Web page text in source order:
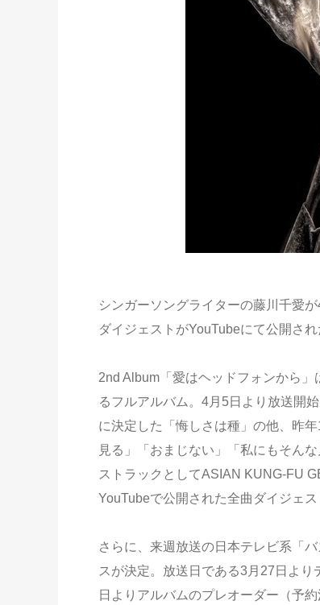
シンガーソングライターの藤川千愛
ダイジェストがYouTubeにて公開され
2nd Album「愛はヘッドフォンから
るフルアルバム。4月5日より放送開
に決定した「悔しさは種」の他、昨
見る」「おまじない」「私にもそん
ストラックとしてASIAN KUNG-FU
YouTubeで公開された全曲ダイジェ
さらに、来週放送の日本テレビ系「
スが決定。放送日である3月27日よ
日よりアルバムのプレオーダー（予